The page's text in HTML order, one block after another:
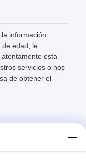
información
de edad, le
esta
servicios o nos
de obtener el